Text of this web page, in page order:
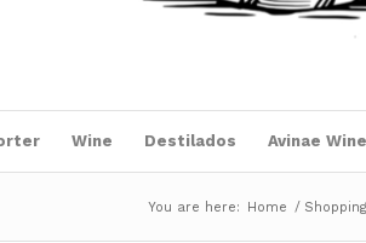
Wine Destilados Avinae
You are here: Home / Shopping